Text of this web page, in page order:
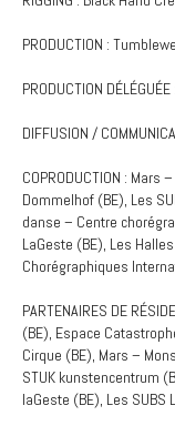
PRODUCTION :
PRODUCTION
DIFFUSION /
COPRODUCTION : Mars
Dommelhof (BE), Les
danse – Centre
LaGeste (BE), Les
Chorégraphiques
PARTENAIRES DE
(BE), Espace
Cirque (BE), Mars –
STUK kunstencentrum
laGeste (BE), Les SUBS